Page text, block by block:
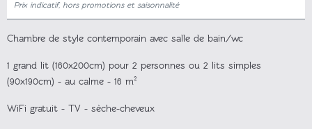
Prix indicatif, hors promotions et saisonnalité
Chambre de style contemporain avec salle de bain/wc
1 grand lit (160x200cm) pour 2 personnes ou 2 lits simples
(90x190cm) - au calme - 16 m²
WiFi gratuit - TV - sèche-cheveux